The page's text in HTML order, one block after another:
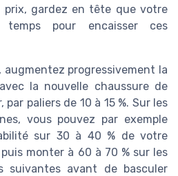
prix, gardez en tête que votre
pour encaisser ces
augmentez progressivement la
la nouvelle chaussure de
paliers de 10 à 15 %. Sur les
vous pouvez par exemple
sur 30 à 40 % de votre
monter à 60 à 70 % sur les
suivantes avant de basculer